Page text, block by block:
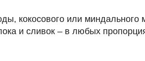
кокосового или
и сливок – в любых